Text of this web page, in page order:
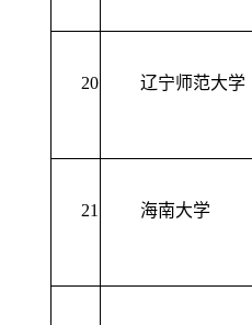
20 辽宁师范大学
21 海南大学